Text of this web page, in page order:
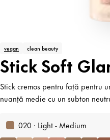
vegan clean beauty
Stick Soft
Stick cremos pentru față pentru
nuanță medie cu un subton
020 · Light - Medium